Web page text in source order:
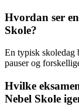
Hvordan ser
Skole?
En typisk skoledag
pauser og
Hvilke
Nebel Skole